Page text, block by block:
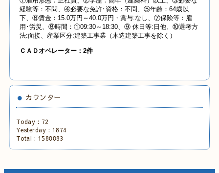
経験等：不問、④必要な免許･資格：不問、⑤年齢：64歳以
下、⑥賃金：15.0万円～40.0万円・賞与:なし、⑦保険等：雇
用･労災、⑧時間：①09:30～18:30、⑨ 休日等:日他、⑩選考方
法:面接、産業区分:建築工事業（木造建築工事を除く）
ＣＡＤオペレーター：2件
カウンター
Today : 72
Yesterday : 1874
Total : 1588883